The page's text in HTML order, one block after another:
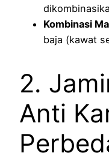
Kombinasi
baja (kawat
2.
Anti